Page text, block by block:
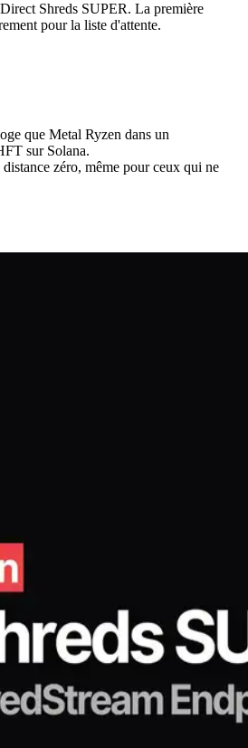
Shreds SUPER. La première
pour la liste d'attente.
que Metal Ryzen dans un
sur Solana.
zéro, même pour ceux qui ne